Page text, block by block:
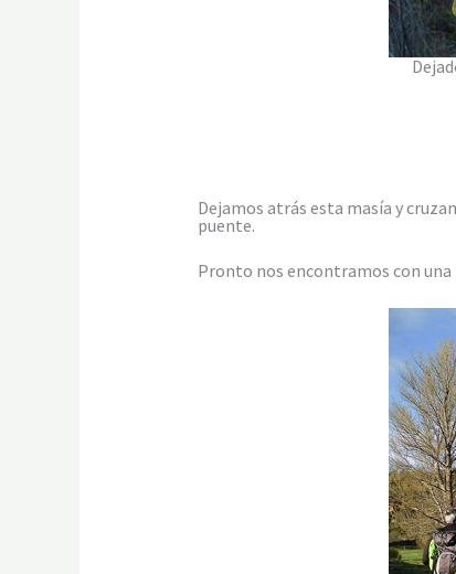
Dejamos atrás esta masía y
puente.
Pronto nos encontramos con